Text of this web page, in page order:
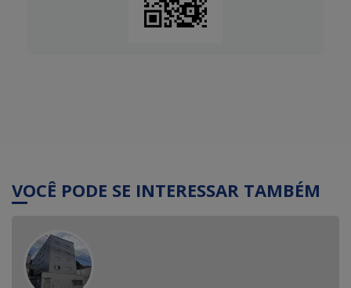
VOCÊ PODE SE INTERESSAR TAMBÉM